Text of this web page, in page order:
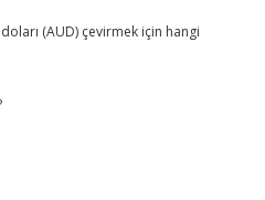
(AUD) çevirmek için hangi